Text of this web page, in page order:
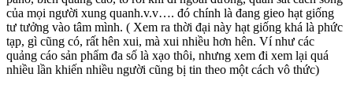
của mọi người xung quanh.v.v…. đó chính là đang gieo hạt giống
tư tưởng vào tâm mình. ( Xem ra thời đại này hạt giống khá là phức
tạp, gì cũng có, rất hên xui, mà xui nhiều hơn hên. Ví như các
quảng cáo sản phẩm đa số là xạo thôi, nhưng xem đi xem lại quá
nhiều lần khiến nhiều người cũng bị tin theo một cách vô thức)